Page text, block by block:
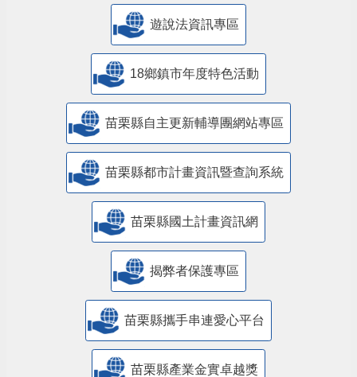
遊說法資訊專區
18鄉鎮市年度特色活動
苗栗縣自主更新輔導團網站專區
苗栗縣都市計畫資訊暨查詢系統
苗栗縣國土計畫資訊網
揭弊者保護專區
苗栗縣攜手串連愛心平台
苗栗縣產業金實卓越獎